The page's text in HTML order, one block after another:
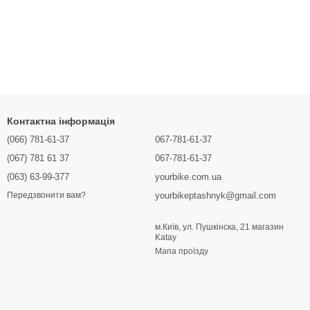
Контактна інформація
(066) 781-61-37
(067) 781 61 37
(063) 63-99-377
Передзвонити вам?
067-781-61-37
067-781-61-37
yourbike.com.ua
yourbikeptashnyk@gmail.com
м.Київ, ул. Пушкінска, 21 магазин
Katay
Мапа проїзду